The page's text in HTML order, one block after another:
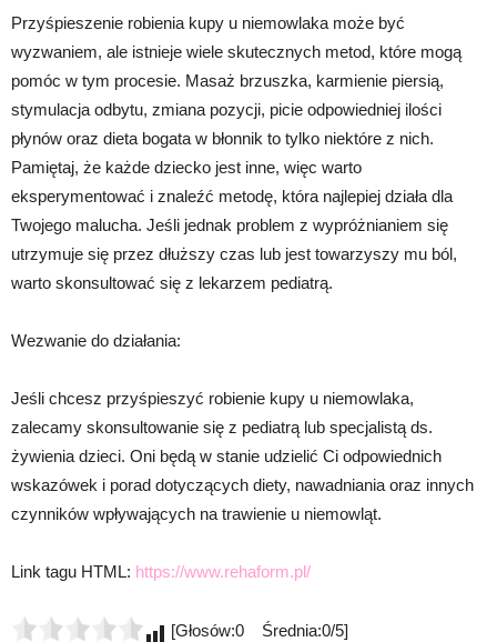
Przyśpieszenie robienia kupy u niemowlaka może być
wyzwaniem, ale istnieje wiele skutecznych metod, które mogą
pomóc w tym procesie. Masaż brzuszka, karmienie piersią,
stymulacja odbytu, zmiana pozycji, picie odpowiedniej ilości
płynów oraz dieta bogata w błonnik to tylko niektóre z nich.
Pamiętaj, że każde dziecko jest inne, więc warto
eksperymentować i znaleźć metodę, która najlepiej działa dla
Twojego malucha. Jeśli jednak problem z wypróżnianiem się
utrzymuje się przez dłuższy czas lub jest towarzyszy mu ból,
warto skonsultować się z lekarzem pediatrą.
Wezwanie do działania:
Jeśli chcesz przyśpieszyć robienie kupy u niemowlaka,
zalecamy skonsultowanie się z pediatrą lub specjalistą ds.
żywienia dzieci. Oni będą w stanie udzielić Ci odpowiednich
wskazówek i porad dotyczących diety, nawadniania oraz innych
czynników wpływających na trawienie u niemowląt.
Link tagu HTML: https://www.rehaform.pl/
[Głosów:0 Średnia:0/5]